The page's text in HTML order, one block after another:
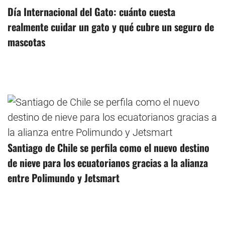
Día Internacional del Gato: cuánto cuesta
realmente cuidar un gato y qué cubre un seguro de
mascotas
Santiago de Chile se perfila como el nuevo destino
de nieve para los ecuatorianos gracias a la alianza
entre Polimundo y Jetsmart